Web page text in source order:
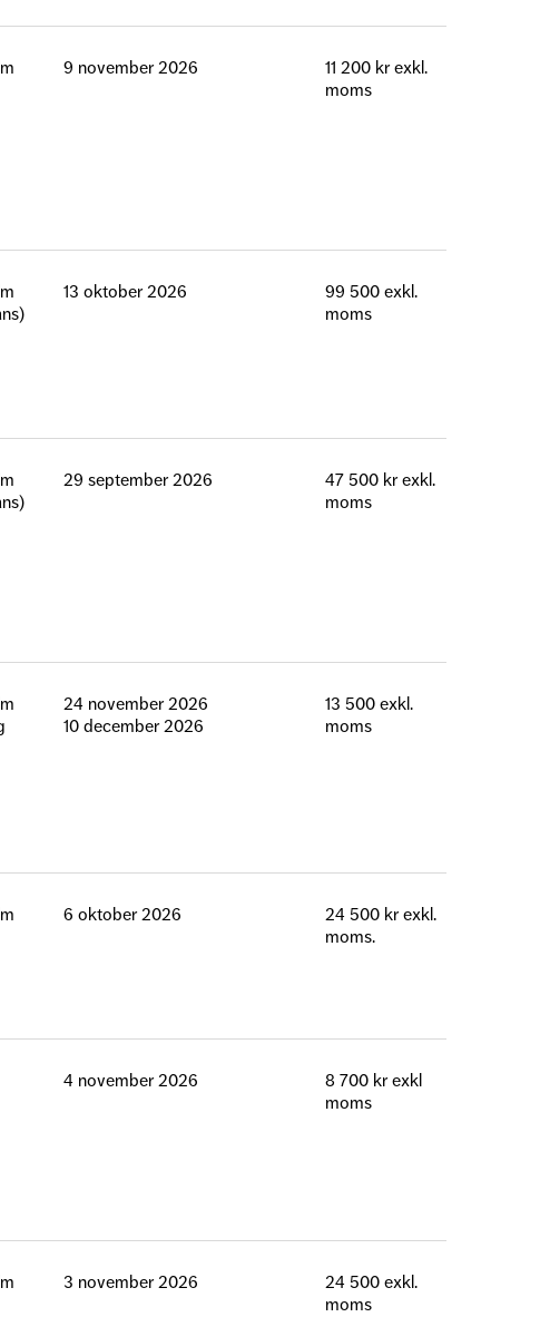
9 november 2026
11 200 kr exkl.
moms
13 oktober 2026
99 500 exkl.
moms
29 september 2026
47 500 kr exkl.
moms
24 november 2026
10 december 2026
13 500 exkl.
moms
6 oktober 2026
24 500 kr exkl.
moms.
4 november 2026
8 700 kr exkl
moms
3 november 2026
24 500 exkl.
moms